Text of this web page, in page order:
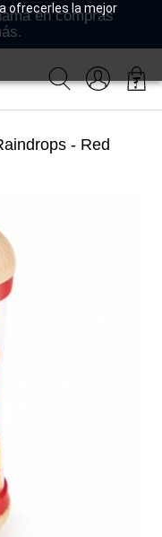
ofrecerles la mejor
en compras
- Red